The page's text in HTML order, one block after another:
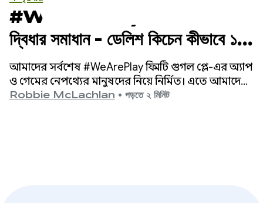
#WeArePlay: রাতের খাবারের
দ্বিধার সমাধান - ডেলিশ কিচেন কীভাবে ১৩
মিলিয়ন গৃহস্থালি রাঁধুনিকে ক্ষমতায়ন করে
আমাদের সর্বশেষ #WeArePlay ফিল্মটি গুগল প্লে-এর অ্যাপ
ও গেমের নেপথ্যের মানুষদের নিয়ে নির্মিত। এতে আমাদের
পরিচয় হয় ডেলিশ কিচেন-এর সহ-প্রতিষ্ঠাতা চিহারুর
Robbie McLachlan • পড়তে ২ মিনিট